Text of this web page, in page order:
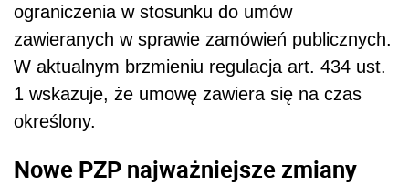
ograniczenia w stosunku do umów
zawieranych w sprawie zamówień publicznych.
W aktualnym brzmieniu regulacja art. 434 ust.
1 wskazuje, że umowę zawiera się na czas
określony.
Nowe PZP najważniejsze zmiany